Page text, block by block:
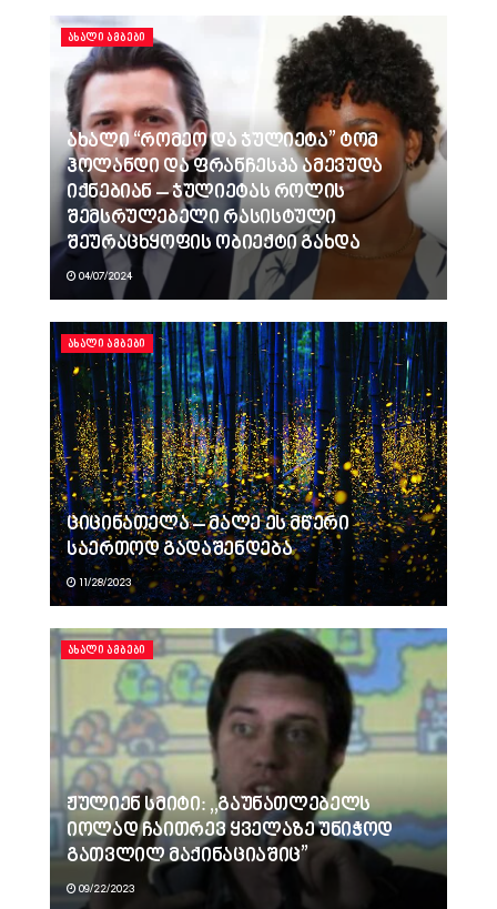
ᲐᲮᲐᲚᲘ ᲐᲛᲑᲔᲑᲘ
ახალი “რომეო და ჯულიეტა” ტომ
ჰოლანდი და ფრანჩესკა ამევუდა
იქნებიან – ჯულიეტას როლის
შემსრულებელი რასისტული
შეურაცხყოფის ობიექტი გახდა
04/07/2024
ᲐᲮᲐᲚᲘ ᲐᲛᲑᲔᲑᲘ
ციცინათელა – მალე ეს მწერი
საერთოდ გადაშენდება
11/28/2023
ᲐᲮᲐᲚᲘ ᲐᲛᲑᲔᲑᲘ
ჟულიენ სმიტი: ,,გაუნათლებელს
იოლად ჩაითრევ ყველაზე უნიჭოდ
გათვლილ მაქინაციაშიც”
09/22/2023